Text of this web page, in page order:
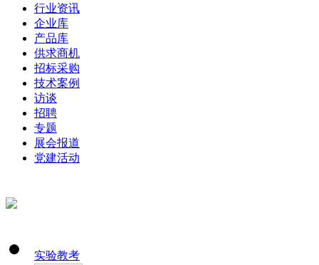
行业资讯
企业库
产品库
供求商机
招标采购
技术案例
访谈
招聘
专题
展会报道
党建活动
实验教考